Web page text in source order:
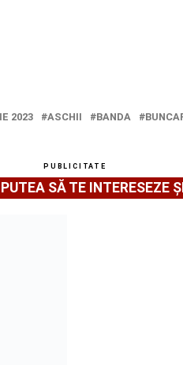
2023 ASCHII BANDA
PUBLICITATE
SĂ TE INTERESEZE